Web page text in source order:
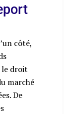
côté,
le droit
marché
De